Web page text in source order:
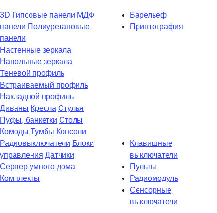
3D Гипсовые панели МДФ
панели Полиуретановые
панели
Барельеф
Принтография
Настенные зеркала
Напольные зеркала
Теневой профиль
Встраиваемый профиль
Накладной профиль
Диваны Кресла Стулья
Пуфы, банкетки Столы
Комоды Тумбы Консоли
Радиовыключатели Блоки
управления Датчики
Сервер умного дома
Комплекты
Клавишные
выключатели
Пульты
Радиомодуль
Сенсорные
выключатели